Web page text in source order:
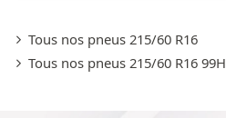
Tous nos pneus 215/60 R16
Tous nos pneus 215/60 R16 99H